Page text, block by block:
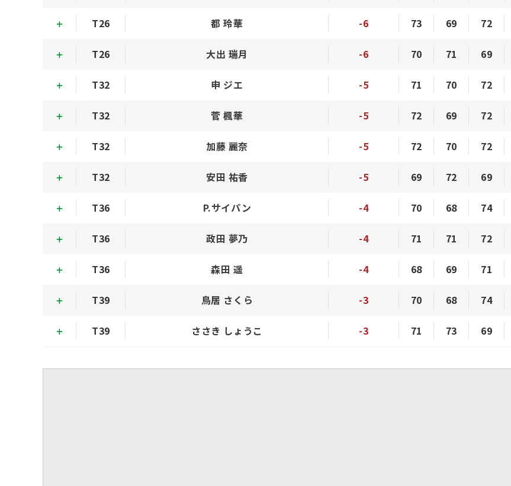
T26 都 玲華 -6 73 69 72
T26 大出 瑞月 -6 70 71 69
T32 申 ジエ -5 71 70 72
T32 菅 楓華 -5 72 69 72
T32 加藤 麗奈 -5 72 70 72
T32 安田 祐香 -5 69 72 69
T36 P.サイパン -4 70 68 74
T36 政田 夢乃 -4 71 71 72
T36 森田 遥 -4 68 69 71
T39 鳥居 さくら -3 70 68 74
T39 ささき しょうこ -3 71 73 69